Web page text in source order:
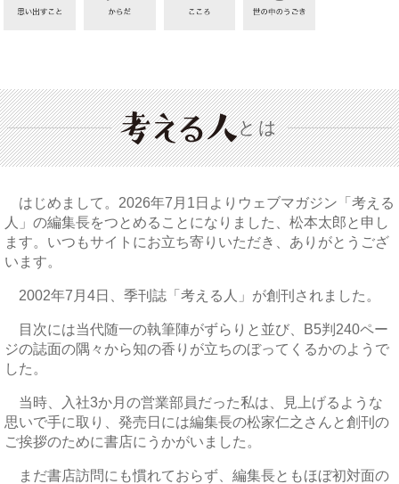
とは
はじめまして。2026年7月1日よりウェブマガジン「考える
人」の編集長をつとめることになりました、松本太郎と申し
ます。いつもサイトにお立ち寄りいただき、ありがとうござ
います。
2002年7月4日、季刊誌「考える人」が創刊されました。
目次には当代随一の執筆陣がずらりと並び、B5判240ペー
ジの誌面の隅々から知の香りが立ちのぼってくるかのようで
した。
当時、入社3か月の営業部員だった私は、見上げるような
思いで手に取り、発売日には編集長の松家仁之さんと創刊の
ご挨拶のために書店にうかがいました。
まだ書店訪問にも慣れておらず、編集長ともほぼ初対面の